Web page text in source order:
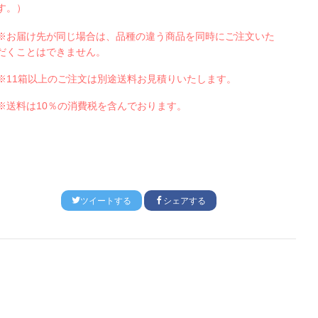
。）
お届け先が同じ場合は、品種の違う商品を同時にご注文いた
くことはできません。
11箱以上のご注文は別途送料お見積りいたします。
送料は10％の消費税を含んでおります。
ツイートする シェアする